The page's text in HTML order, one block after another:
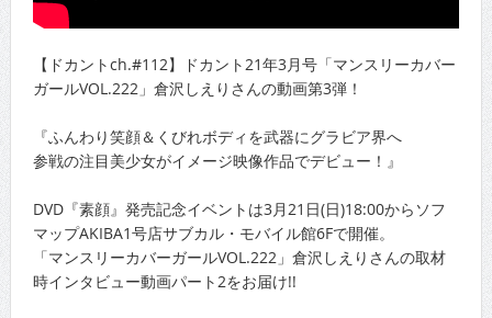
【ドカントch.#112】ドカント21年3月号「マンスリーカバー
ガールVOL.222」倉沢しえりさんの動画第3弾！
『ふんわり笑顔＆くびれボディを武器にグラビア界へ
参戦の注目美少女がイメージ映像作品でデビュー！』
DVD『素顔』発売記念イベントは3月21日(日)18:00からソフ
マップAKIBA1号店サブカル・モバイル館6Fで開催。
「マンスリーカバーガールVOL.222」倉沢しえりさんの取材
時インタビュー動画パート2をお届け!!